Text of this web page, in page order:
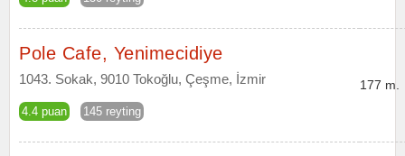
Pole Cafe, Yenimecidiye
1043. Sokak, 9010 Tokoğlu, Çeşme, İzmir
4.4 puan 145 reyting
177 m.